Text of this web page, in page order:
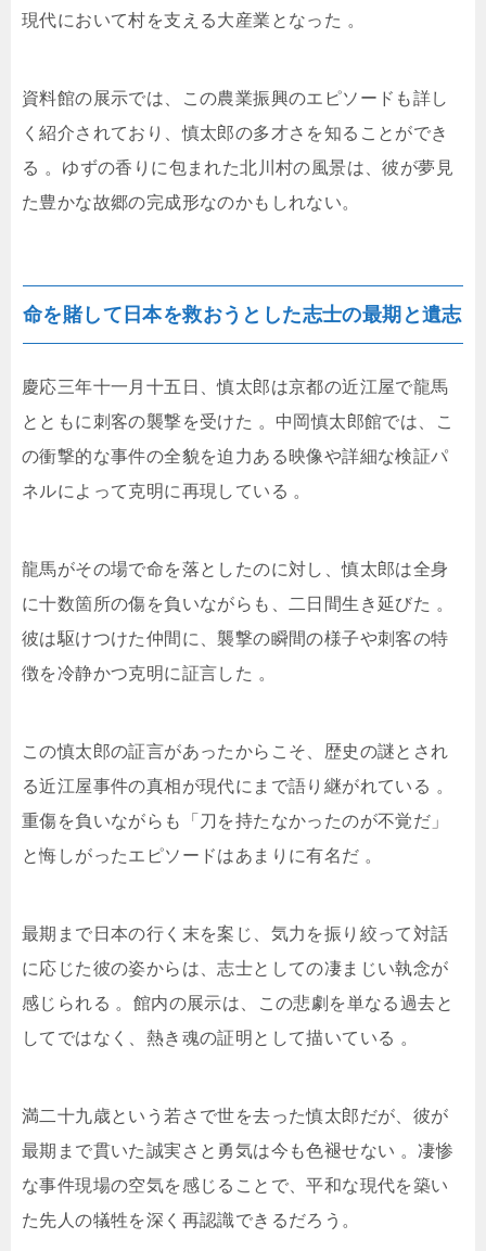
現代において村を支える大産業となった 。
資料館の展示では、この農業振興のエピソードも詳し
く紹介されており、慎太郎の多才さを知ることができ
る 。ゆずの香りに包まれた北川村の風景は、彼が夢見
た豊かな故郷の完成形なのかもしれない。
命を賭して日本を救おうとした志士の最期と遺志
慶応三年十一月十五日、慎太郎は京都の近江屋で龍馬
とともに刺客の襲撃を受けた 。中岡慎太郎館では、こ
の衝撃的な事件の全貌を迫力ある映像や詳細な検証パ
ネルによって克明に再現している 。
龍馬がその場で命を落としたのに対し、慎太郎は全身
に十数箇所の傷を負いながらも、二日間生き延びた 。
彼は駆けつけた仲間に、襲撃の瞬間の様子や刺客の特
徴を冷静かつ克明に証言した 。
この慎太郎の証言があったからこそ、歴史の謎とされ
る近江屋事件の真相が現代にまで語り継がれている 。
重傷を負いながらも「刀を持たなかったのが不覚だ」
と悔しがったエピソードはあまりに有名だ 。
最期まで日本の行く末を案じ、気力を振り絞って対話
に応じた彼の姿からは、志士としての凄まじい執念が
感じられる 。館内の展示は、この悲劇を単なる過去と
してではなく、熱き魂の証明として描いている 。
満二十九歳という若さで世を去った慎太郎だが、彼が
最期まで貫いた誠実さと勇気は今も色褪せない 。凄惨
な事件現場の空気を感じることで、平和な現代を築い
た先人の犠牲を深く再認識できるだろう。